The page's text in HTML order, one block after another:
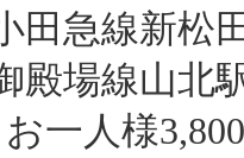
松田駅
北駅 ：
3,800円